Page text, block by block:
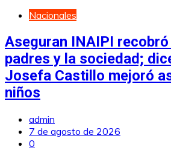
Nacionales
Aseguran INAIPI
padres y la sociedad;
Josefa Castillo mejoró
niños
admin
7 de agosto de 2026
0